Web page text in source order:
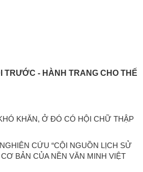
TRƯỚC - HÀNH TRANG CHO THẾ
KHĂN, Ở ĐÓ CÓ HỘI CHỮ THẬP
CỨU “CỘI NGUỒN LỊCH SỬ
BẢN CỦA NỀN VĂN MINH VIỆT